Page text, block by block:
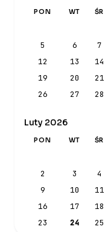
PON WT ŚR
5
6 7
12
13 14
19
20 21
26
27 28
Luty 2026
PON WT ŚR
2
3 4
9
10 11
16
17 18
23
24 25